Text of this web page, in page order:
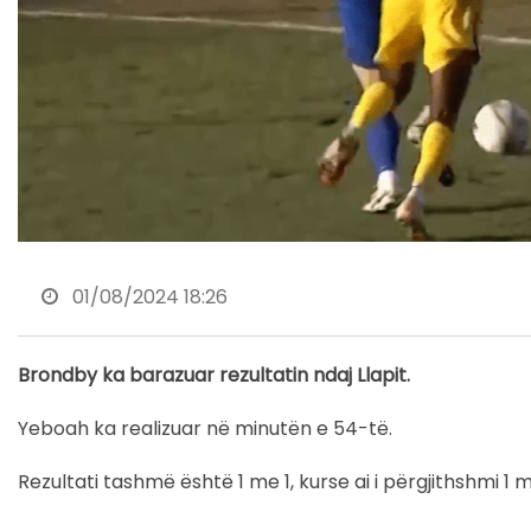
01/08/2024 18:26
Brondby ka barazuar rezultatin ndaj Llapit.
Yeboah ka realizuar në minutën e 54-të.
Rezultati tashmë është 1 me 1, kurse ai i përgjithshmi 1